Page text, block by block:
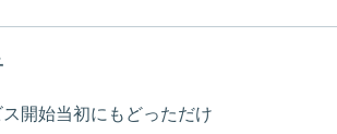
開始当初にもどっただけ